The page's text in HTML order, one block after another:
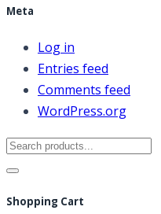
Meta
Log in
Entries feed
Comments feed
WordPress.org
Search
for:
Shopping Cart